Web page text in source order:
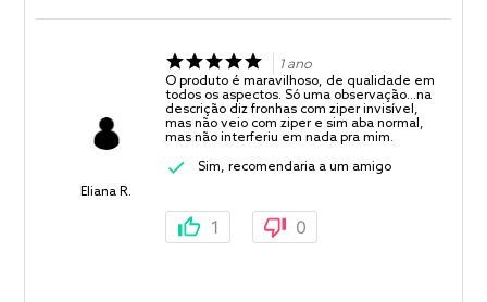
Eliana R.
1 ano
O produto é maravilhoso, de qualidade em
todos os aspectos. Só uma observação...na
descrição diz fronhas com ziper invisível,
mas não veio com ziper e sim aba normal,
mas não interferiu em nada pra mim.
Sim, recomendaria a um amigo
1 0